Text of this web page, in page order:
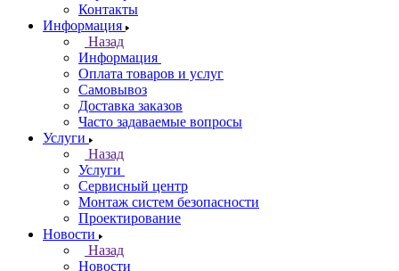
Контакты
Информация
Назад
Информация
Оплата товаров и услуг
Самовывоз
Доставка заказов
Часто задаваемые вопросы
Услуги
Назад
Услуги
Сервисный центр
Монтаж систем безопасности
Проектирование
Новости
Назад
Новости